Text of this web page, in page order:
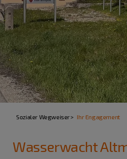
Sozialer Wegweiser Ihr Engagement
Wasserwacht